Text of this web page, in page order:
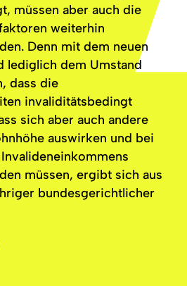
müssen aber auch die
weiterhin
Denn mit dem neuen
lediglich dem Umstand
dass die
invaliditätsbedingt
sich aber auch andere
auswirken und bei
Invalideneinkommens
müssen, ergibt sich aus
bundesgerichtlicher